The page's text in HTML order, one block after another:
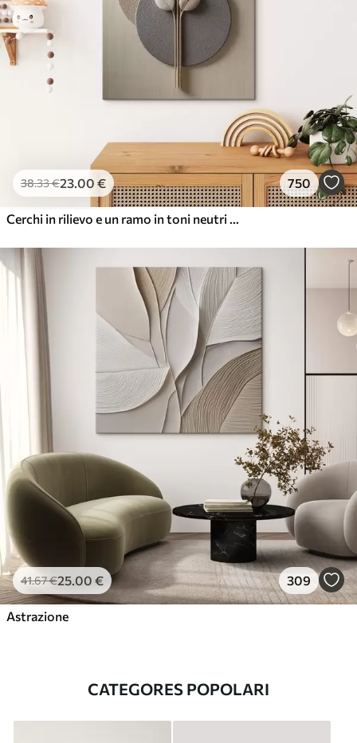
38.33€23.00 € 750
Cerchi in rilievo e un ramo in toni neutri caldi
41.67€25.00 € 309
Astrazione
CATEGORES POPOLARI